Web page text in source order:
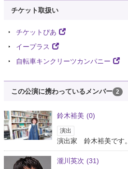
チケット取扱い
チケットぴあ
イープラス
自転車キンクリーツカンパニー
この公演に携わっているメンバー 2
鈴木裕美 (0)
演出
演出家 鈴木裕美です。
瀧川英次 (31)